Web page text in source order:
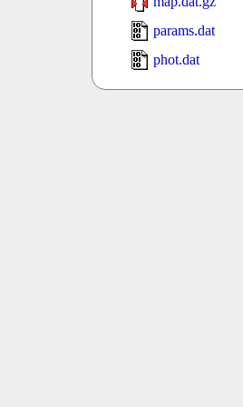
params.dat
phot.dat